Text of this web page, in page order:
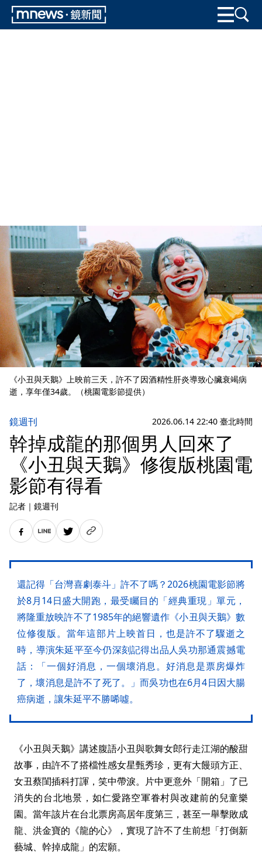
《小丑與天鵝》上映前三天，許不了因酒精性肝炎導致心臟衰竭病
逝，享年僅34歲。（桃園電影節提供）
鏡週刊 2026.06.14 22:40 臺北時間
幹掉成龍的那個男人回來了
《小丑與天鵝》修復版桃園電
影節有得看
記者 ｜ 鏡週刊
還記得「台灣喜劇泰斗」許不了嗎？2026桃園電影節將
於8月14日盛大開跑，最受矚目的「經典重現」單元，
將隆重放映許不了1985年的絕響遺作《小丑與天鵝》數
位修復版。當年這部片上映首日，也是許不了驟逝之
時，導演朱延平至今仍深刻記得出品人吳功那通震撼電
話：「一個好消息，一個壞消息。好消息是票房爆炸
了，壞消息是許不了死了。」而吳功也在6月4日因大腸
癌病逝，讓朱延平不勝唏噓。
《小丑與天鵝》講述腹語小丑與歌舞女郎行走江湖的酸甜
故事，由許不了搭檔性感女星甄秀珍，更有大饅頭方正、
女丑蔡閨插科打諢，笑中帶淚。片中更意外「開箱」了已
消失的台北地景，如仁愛路空軍眷村與改建前的兒童樂
園。當年該片在台北票房高居年度第三，甚至一舉擊敗成
龍、洪金寶的《龍的心》，實現了許不了生前想「打倒新
藝城、幹掉成龍」的宏願。